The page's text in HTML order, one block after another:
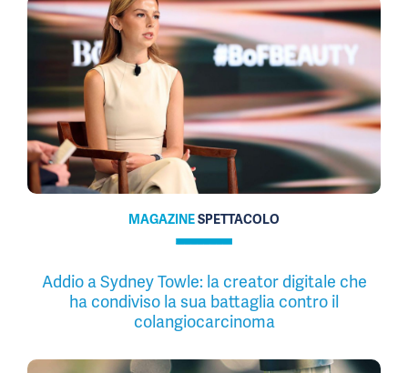
MAGAZINESPETTACOLO
Addio a Sydney Towle: la creator digitale che
ha condiviso la sua battaglia contro il
colangiocarcinoma